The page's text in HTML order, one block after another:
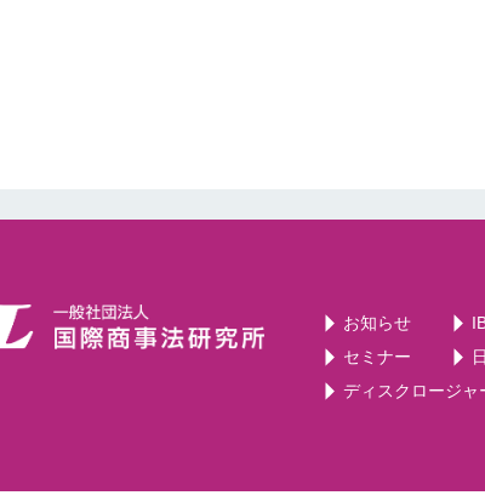
お知らせ
セミナー
ディスクロージャ